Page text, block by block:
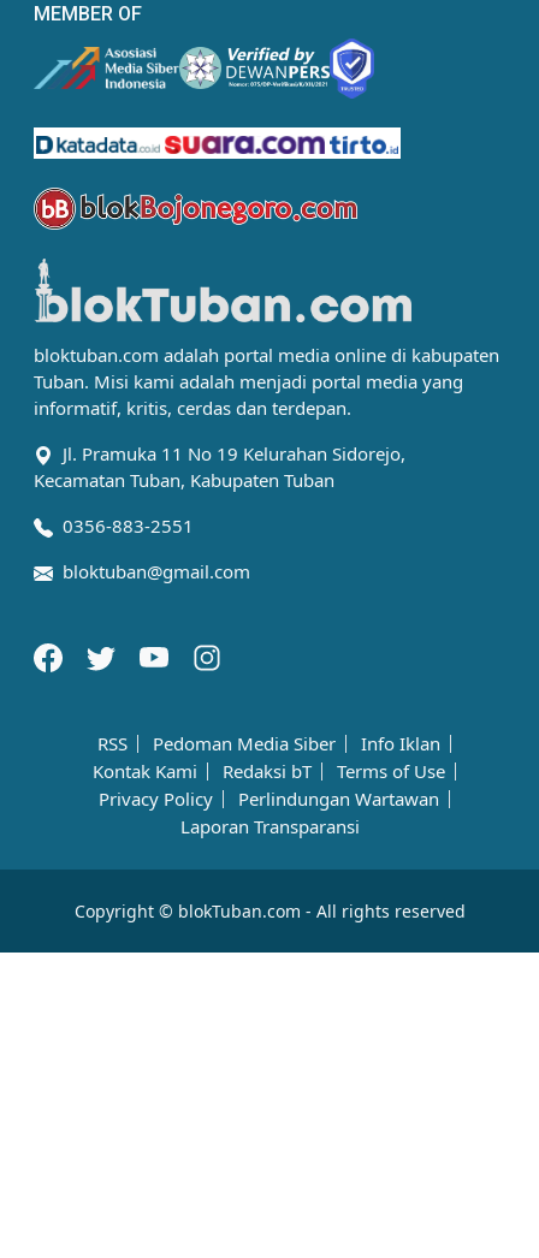
MEMBER OF
bloktuban.com adalah portal media online di kabupaten
Tuban. Misi kami adalah menjadi portal media yang
informatif, kritis, cerdas dan terdepan.
Jl. Pramuka 11 No 19 Kelurahan Sidorejo,
Kecamatan Tuban, Kabupaten Tuban
0356-883-2551
bloktuban@gmail.com
RSS Pedoman Media Siber
Info Iklan
Kontak Kami
Redaksi bT
Terms of Use
Privacy Policy
Perlindungan Wartawan
Laporan Transparansi
Copyright © blokTuban.com - All rights reserved